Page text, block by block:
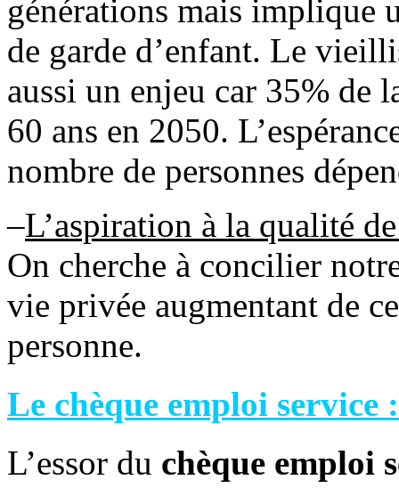
générations mais implique
de garde d’enfant. Le
aussi un enjeu car 35% de
60 ans en 2050.
nombre de personnes
–L’aspiration à la qualité
On cherche à concilier
vie privée augmentant de
personne.
Le chèque emploi service
L’essor du chèque emploi